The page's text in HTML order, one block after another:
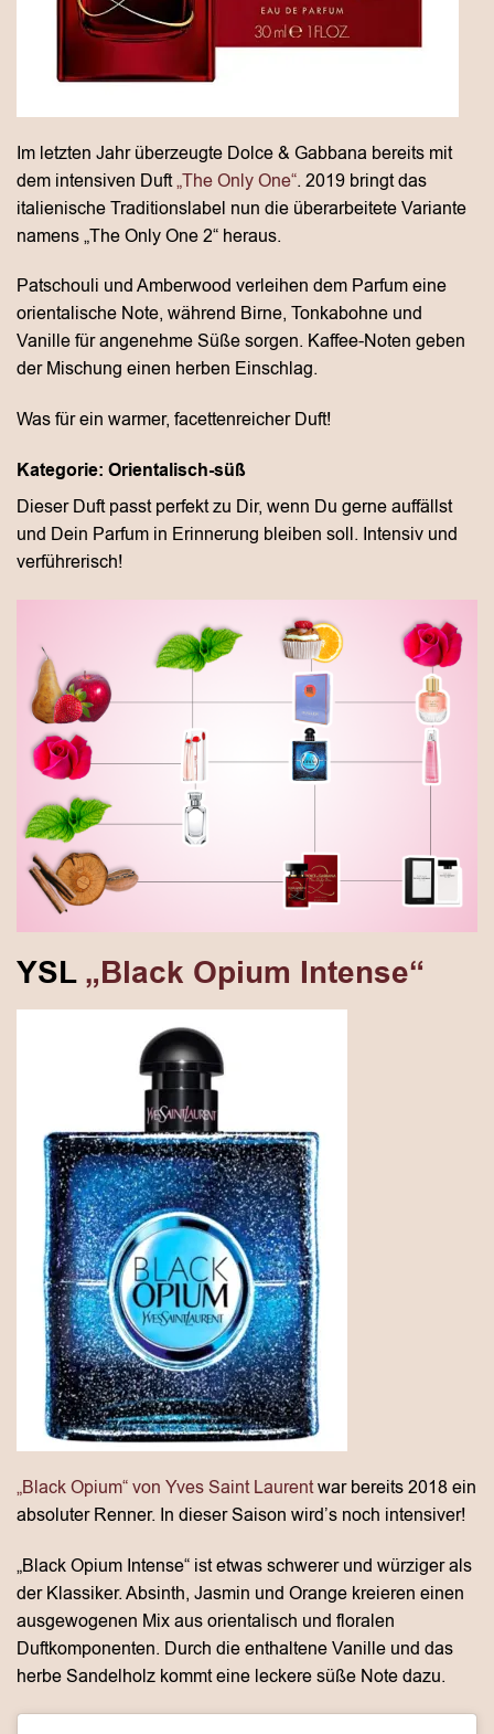
Im letzten Jahr überzeugte Dolce & Gabbana bereits mit
dem intensiven Duft„The Only One“. 2019 bringt das
italienische Traditionslabel nun die überarbeitete Variante
namens „The Only One 2“ heraus.
Patschouli und Amberwood verleihen dem Parfum eine
orientalische Note, während Birne, Tonkabohne und
Vanille für angenehme Süße sorgen. Kaffee-Noten geben
der Mischung einen herben Einschlag.
Was für ein warmer, facettenreicher Duft!
Kategorie: Orientalisch-süß
Dieser Duft passt perfekt zu Dir, wenn Du gerne auffällst
und Dein Parfum in Erinnerung bleiben soll. Intensiv und
verführerisch!
YSL „Black Opium Intense“
„Black Opium“ von Yves Saint Laurentwar bereits 2018 ein
absoluter Renner. In dieser Saison wird’s noch intensiver!
„Black Opium Intense“ ist etwas schwerer und würziger als
der Klassiker. Absinth, Jasmin und Orange kreieren einen
ausgewogenen Mix aus orientalisch und floralen
Duftkomponenten. Durch die enthaltene Vanille und das
herbe Sandelholz kommt eine leckere süße Note dazu.